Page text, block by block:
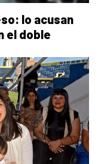
lo acusan
el doble